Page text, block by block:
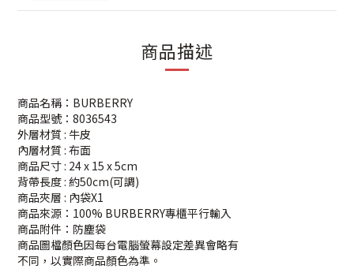
商品描述
商品名稱：BURBERRY
商品型號：8036543
外層材質 : 牛皮
內層材質 : 布面
商品尺寸 : 24 x 15 x 5cm
背帶長度 : 約50cm(可調)
商品夾層 : 內袋X1
商品來源：100% BURBERRY專櫃平行輸入
商品附件：防塵袋
商品圖檔顏色因每台電腦螢幕設定差異會略有
不同，以實際商品顏色為準。